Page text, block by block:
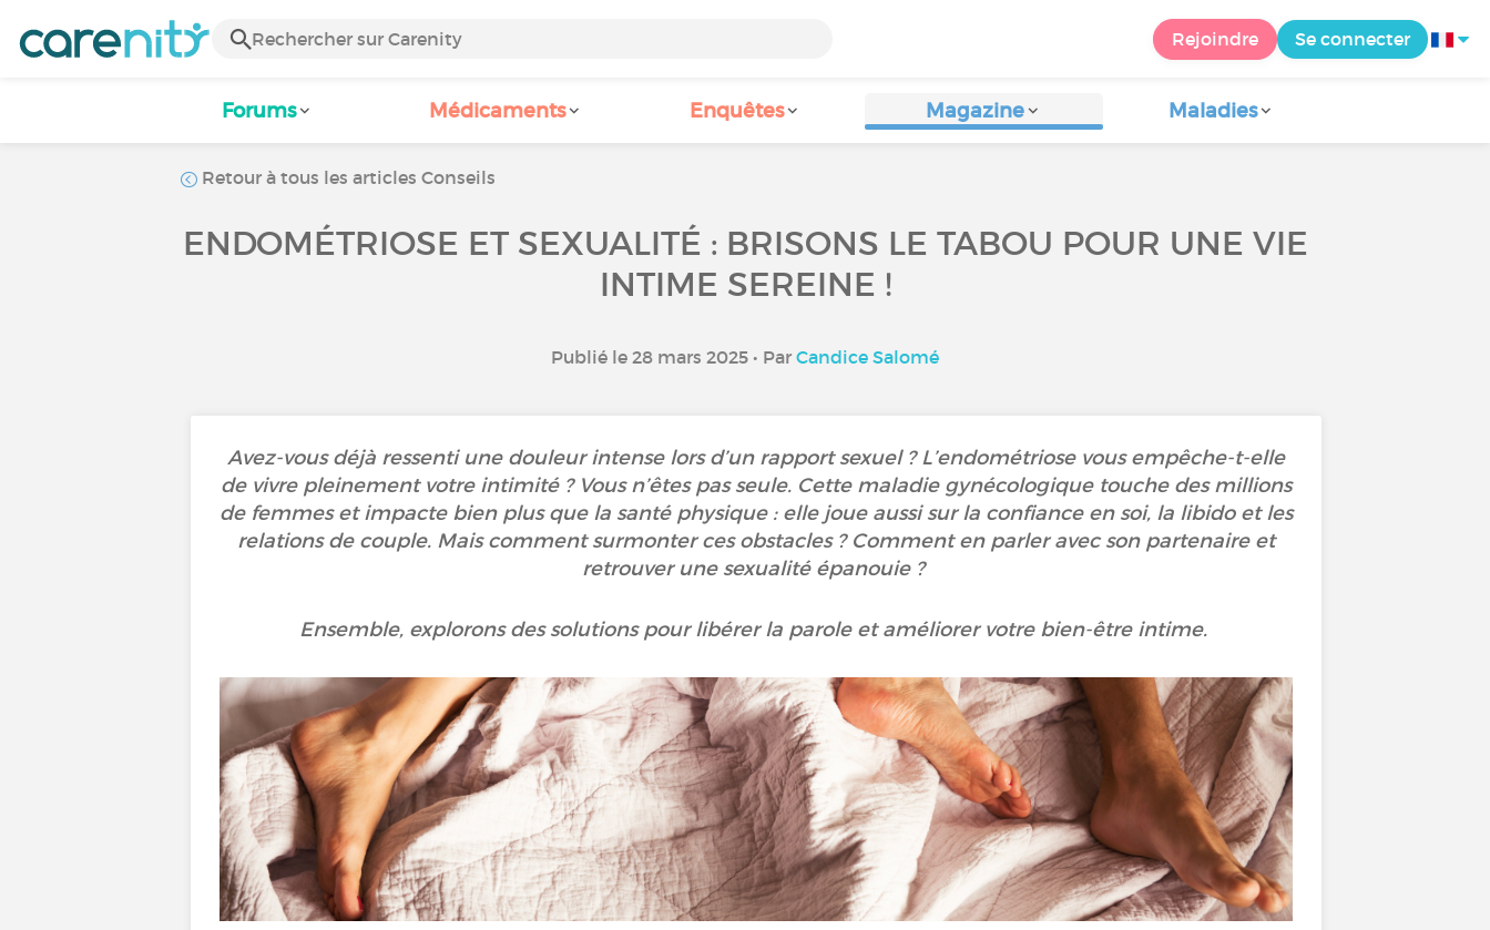
Rejoindre Se connecter
Forums Médicaments Enquêtes Magazine Maladies
Retour à tous les articles Conseils
ENDOMÉTRIOSE ET SEXUALITÉ : BRISONS LE TABOU POUR UNE VIE
INTIME SEREINE !
Publié le 28 mars 2025 • Par Candice Salomé
Avez-vous déjà ressenti une douleur intense lors d’un rapport sexuel ? L’endométriose vous empêche-t-elle
de vivre pleinement votre intimité ? Vous n’êtes pas seule. Cette maladie gynécologique touche des millions
de femmes et impacte bien plus que la santé physique : elle joue aussi sur la confiance en soi, la libido et les
relations de couple. Mais comment surmonter ces obstacles ? Comment en parler avec son partenaire et
retrouver une sexualité épanouie ?
Ensemble, explorons des solutions pour libérer la parole et améliorer votre bien-être intime.